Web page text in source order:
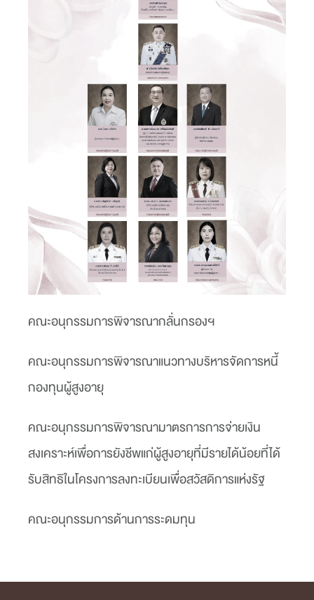
คณะอนุกรรมการพิจารณากลั่นกรองฯ
คณะอนุกรรมการพิจารณาแนวทางบริหารจัดการหนี้
กองทุนผู้สูงอายุ
คณะอนุกรรมการพิจารณามาตรการการจ่ายเงิน
สงเคราะห์เพื่อการยังชีพแก่ผู้สูงอายุที่มีรายได้น้อยที่ได้
รับสิทธิในโครงการลงทะเบียนเพื่อสวัสดิการแห่งรัฐ
คณะอนุกรรมการด้านการระดมทุน